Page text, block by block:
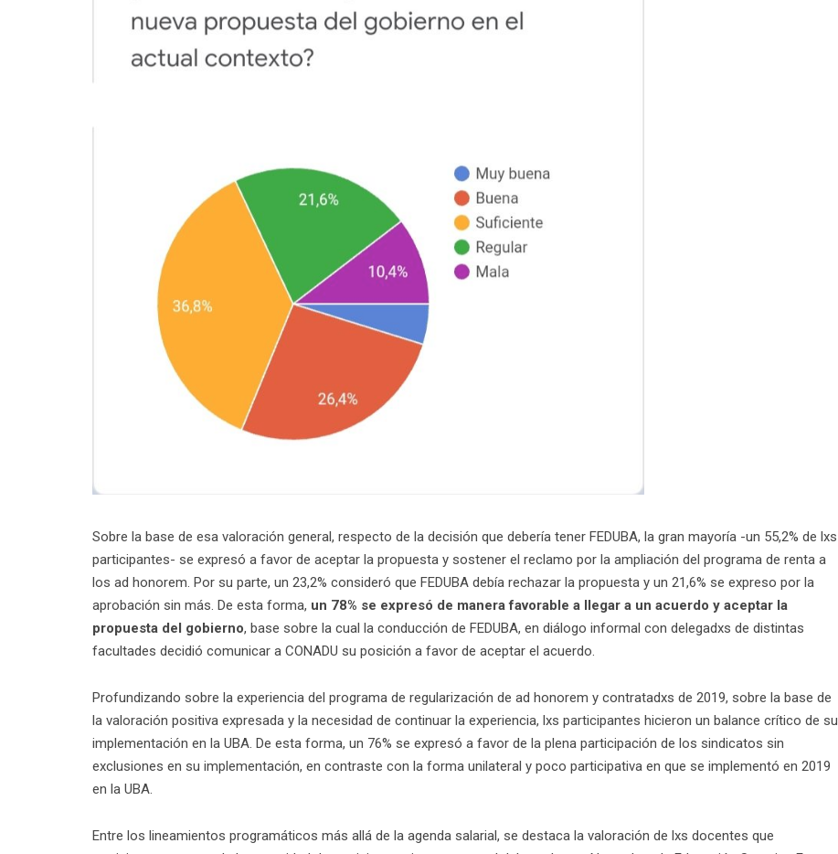
Sobre la base de esa valoración general, respecto de la decisión que debería tener FEDUBA, la gran mayoría -un 55,2% de lxs
participantes- se expresó a favor de aceptar la propuesta y sostener el reclamo por la ampliación del programa de renta a
los ad honorem. Por su parte, un 23,2% consideró que FEDUBA debía rechazar la propuesta y un 21,6% se expreso por la
aprobación sin más. De esta forma, un 78% se expresó de manera favorable a llegar a un acuerdo y aceptar la
propuesta del gobierno, base sobre la cual la conducción de FEDUBA, en diálogo informal con delegadxs de distintas
facultades decidió comunicar a CONADU su posición a favor de aceptar el acuerdo.
Profundizando sobre la experiencia del programa de regularización de ad honorem y contratadxs de 2019, sobre la base de
la valoración positiva expresada y la necesidad de continuar la experiencia, lxs participantes hicieron un balance crítico de su
implementación en la UBA. De esta forma, un 76% se expresó a favor de la plena participación de los sindicatos sin
exclusiones en su implementación, en contraste con la forma unilateral y poco participativa en que se implementó en 2019
en la UBA.
Entre los lineamientos programáticos más allá de la agenda salarial, se destaca la valoración de lxs docentes que